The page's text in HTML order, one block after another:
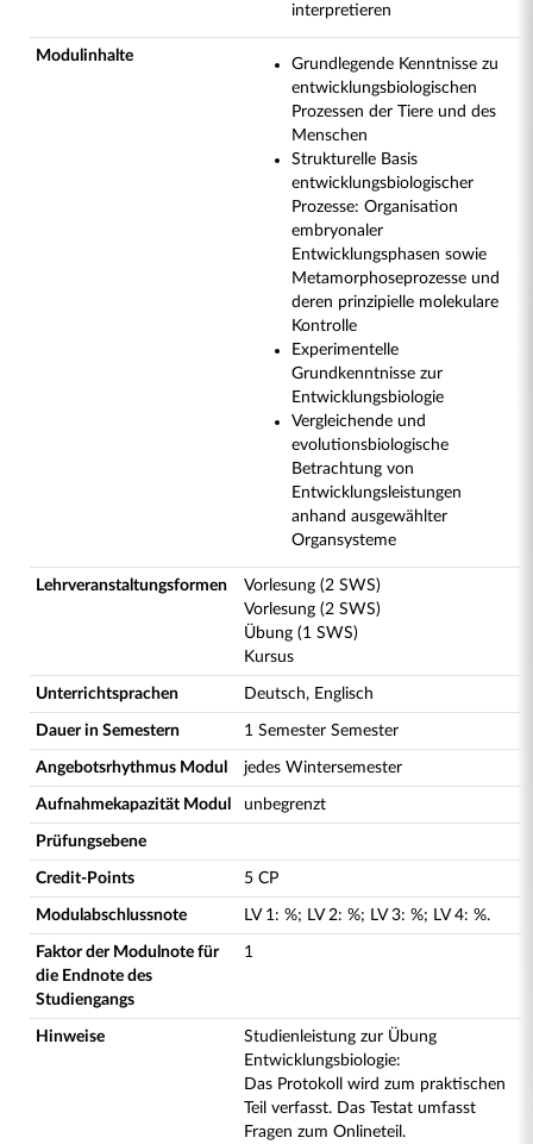
interpretieren
Modulinhalte
Grundlegende Kenntnisse zu
entwicklungsbiologischen
Prozessen der Tiere und des
Menschen
Strukturelle Basis
entwicklungsbiologischer
Prozesse: Organisation
embryonaler
Entwicklungsphasen sowie
Metamorphoseprozesse und
deren prinzipielle molekulare
Kontrolle
Experimentelle
Grundkenntnisse zur
Entwicklungsbiologie
Vergleichende und
evolutionsbiologische
Betrachtung von
Entwicklungsleistungen
anhand ausgewählter
Organsysteme
Lehrveranstaltungsformen
Vorlesung (2 SWS)
Vorlesung (2 SWS)
Übung (1 SWS)
Kursus
Unterrichtsprachen Deutsch, Englisch
Dauer in Semestern 1 Semester Semester
Angebotsrhythmus Modul jedes Wintersemester
Aufnahmekapazität Modul unbegrenzt
Prüfungsebene
Credit-Points 5 CP
Modulabschlussnote LV 1: %; LV 2: %; LV 3: %; LV 4: %.
Faktor der Modulnote für
die Endnote des
Studiengangs
1
Hinweise
Studienleistung zur Übung
Entwicklungsbiologie:
Das Protokoll wird zum praktischen
Teil verfasst. Das Testat umfasst
Fragen zum Onlineteil.